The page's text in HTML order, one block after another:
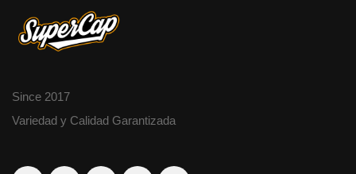
Since 2017
Variedad y Calidad Garantizada